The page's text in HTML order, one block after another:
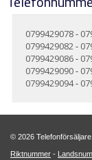
0799429078-
0799429082-
0799429086-
0799429090-
0799429094-
© 2026
Riktnummer -